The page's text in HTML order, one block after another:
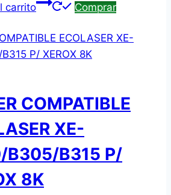
carrito
Comprar
COMPATIBLE
XE-
B305/B315 P/
8K